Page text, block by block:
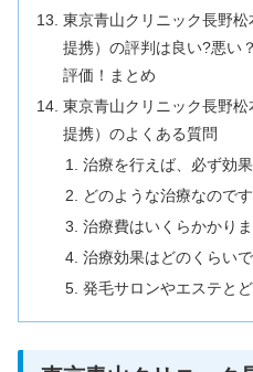
東京青山クリニック長野
提携）の評判は良い?悪い
評価！まとめ
東京青山クリニック長野
提携）のよくある質問
治療を行えば、必ず効
どのような治療なので
治療費はいくらかかり
治療効果はどのくらい
発毛サロンやエステと